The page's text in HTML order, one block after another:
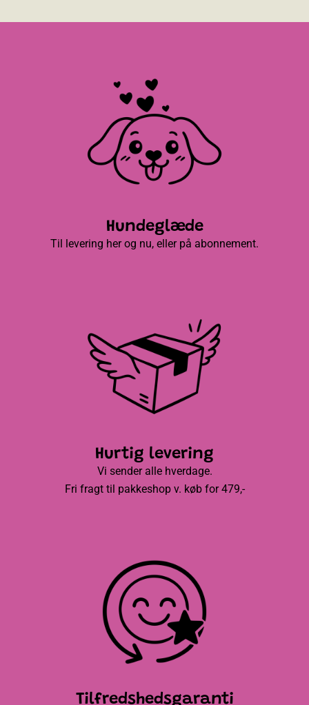
Hundeglæde
Til levering her og nu, eller på abonnement.
Hurtig levering
Vi sender alle hverdage.
Fri fragt til pakkeshop v. køb for 479,-
Tilfredshedsgaranti